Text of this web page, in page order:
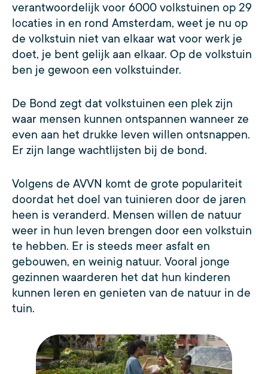
verantwoordelijk voor 6000 volkstuinen op 29
locaties in en rond Amsterdam, weet je nu op
de volkstuin niet van elkaar wat voor werk je
doet, je bent gelijk aan elkaar. Op de volkstuin
ben je gewoon een volkstuinder.
De Bond zegt dat volkstuinen een plek zijn
waar mensen kunnen ontspannen wanneer ze
even aan het drukke leven willen ontsnappen.
Er zijn lange wachtlijsten bij de bond.
Volgens de AVVN komt de grote populariteit
doordat het doel van tuinieren door de jaren
heen is veranderd. Mensen willen de natuur
weer in hun leven brengen door een volkstuin
te hebben. Er is steeds meer asfalt en
gebouwen, en weinig natuur. Vooral jonge
gezinnen waarderen het dat hun kinderen
kunnen leren en genieten van de natuur in de
tuin.